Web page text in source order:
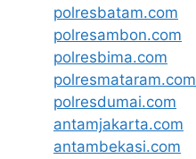
polresbatam.com
polresambon.com
polresbima.com
polresmataram.com
polresdumai.com
antamjakarta.com
antambekasi.com